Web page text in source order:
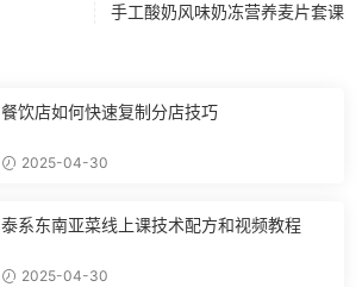
手工酸奶风味奶冻营养麦片套课
餐饮店如何快速复制分店技巧
2025-04-30
泰系东南亚菜线上课技术配方和视频教程
2025-04-30